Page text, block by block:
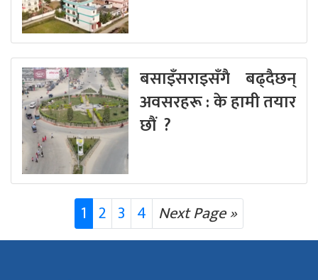
बसाइँसराइसँगै बढ्दैछन्
अवसरहरू : के हामी तयार
छौं ?
1 2 3 4 Next Page »